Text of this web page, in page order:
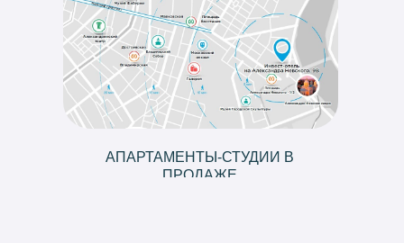
АПАРТАМЕНТЫ-СТУДИИ В
ПРОДАЖЕ